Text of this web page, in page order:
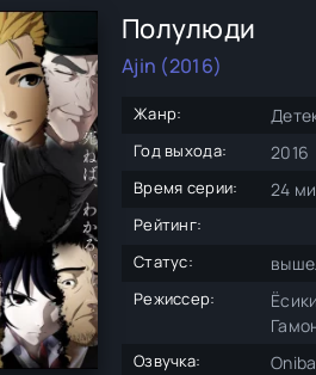
Полулюди
Ajin (2016)
Жанр:
Год выхода: 2016
Время серии: 24
Рейтинг:
Статус:
Режиссер:
Озвучка: